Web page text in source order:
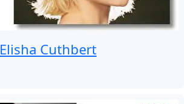
Elisha Cuthbert